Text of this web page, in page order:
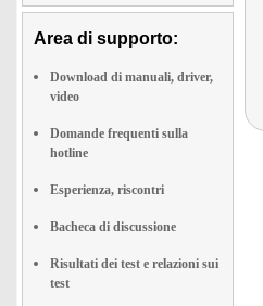
Area di supporto:
Download di manuali, driver,
video
Domande frequenti sulla
hotline
Esperienza, riscontri
Bacheca di discussione
Risultati dei test e relazioni sui
test